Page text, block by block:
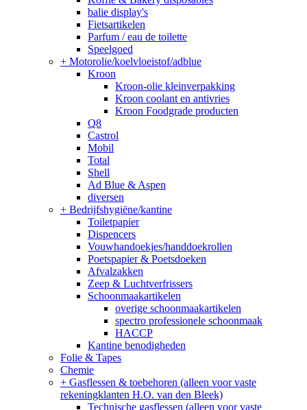
balie display's
Fietsartikelen
Parfum / eau de toilette
Speelgoed
+ Motorolie/koelvloeistof/adblue
Kroon
Kroon-olie kleinverpakking
Kroon coolant en antivries
Kroon Foodgrade producten
Q8
Castrol
Mobil
Total
Shell
Ad Blue & Aspen
diversen
+ Bedrijfshygiëne/kantine
Toiletpapier
Dispencers
Vouwhandoekjes/handdoekrollen
Poetspapier & Poetsdoeken
Afvalzakken
Zeep & Luchtverfrissers
Schoonmaakartikelen
overige schoonmaakartikelen
spectro professionele schoonmaak
HACCP
Kantine benodigheden
Folie & Tapes
Chemie
+ Gasflessen & toebehoren (alleen voor vaste
rekeningklanten H.O. van den Bleek)
Technische gasflessen (alleen voor vaste